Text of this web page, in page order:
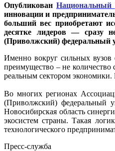
ОпубликованНациональный
инновации и
больший вес приобретают
десятке лидеров — сразу
(Приволжский) федеральный
Именно вокруг сильных вузов
преимущество – не количество
реальным сектором экономики.
Во многих регионах
(Приволжский) федеральный
Новосибирская область
экосистем страны. Такая
технологического
Пресс-служба